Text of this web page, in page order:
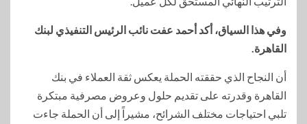
وفي هذا السياق، أكد أحمد عفت نائب الرئيس التنفيذي لبنك
القاهرة.
أن النجاح الذي حققته الحملة يعكس ثقة العملاء في بنك
القاهرة وقدرته على تقديم حلول وعروض مصرفية مبتكرة
تلبي احتياجات مختلف الشرائح، مشيراً إلى أن الحملة جاءت